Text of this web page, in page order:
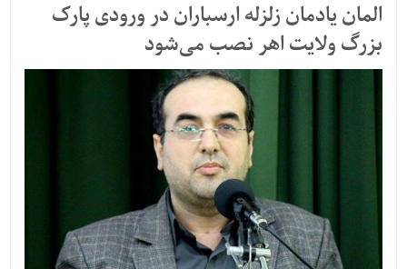
المان یادمان زلزله ارسباران در ورودی پارک
بزرگ ولایت اهر نصب می‌شود